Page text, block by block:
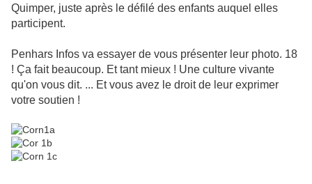
Quimper, juste après le défilé des enfants auquel elles
participent.
Penhars Infos va essayer de vous présenter leur photo. 18
! Ça fait beaucoup. Et tant mieux ! Une culture vivante
qu'on vous dit. ... Et vous avez le droit de leur exprimer
votre soutien !